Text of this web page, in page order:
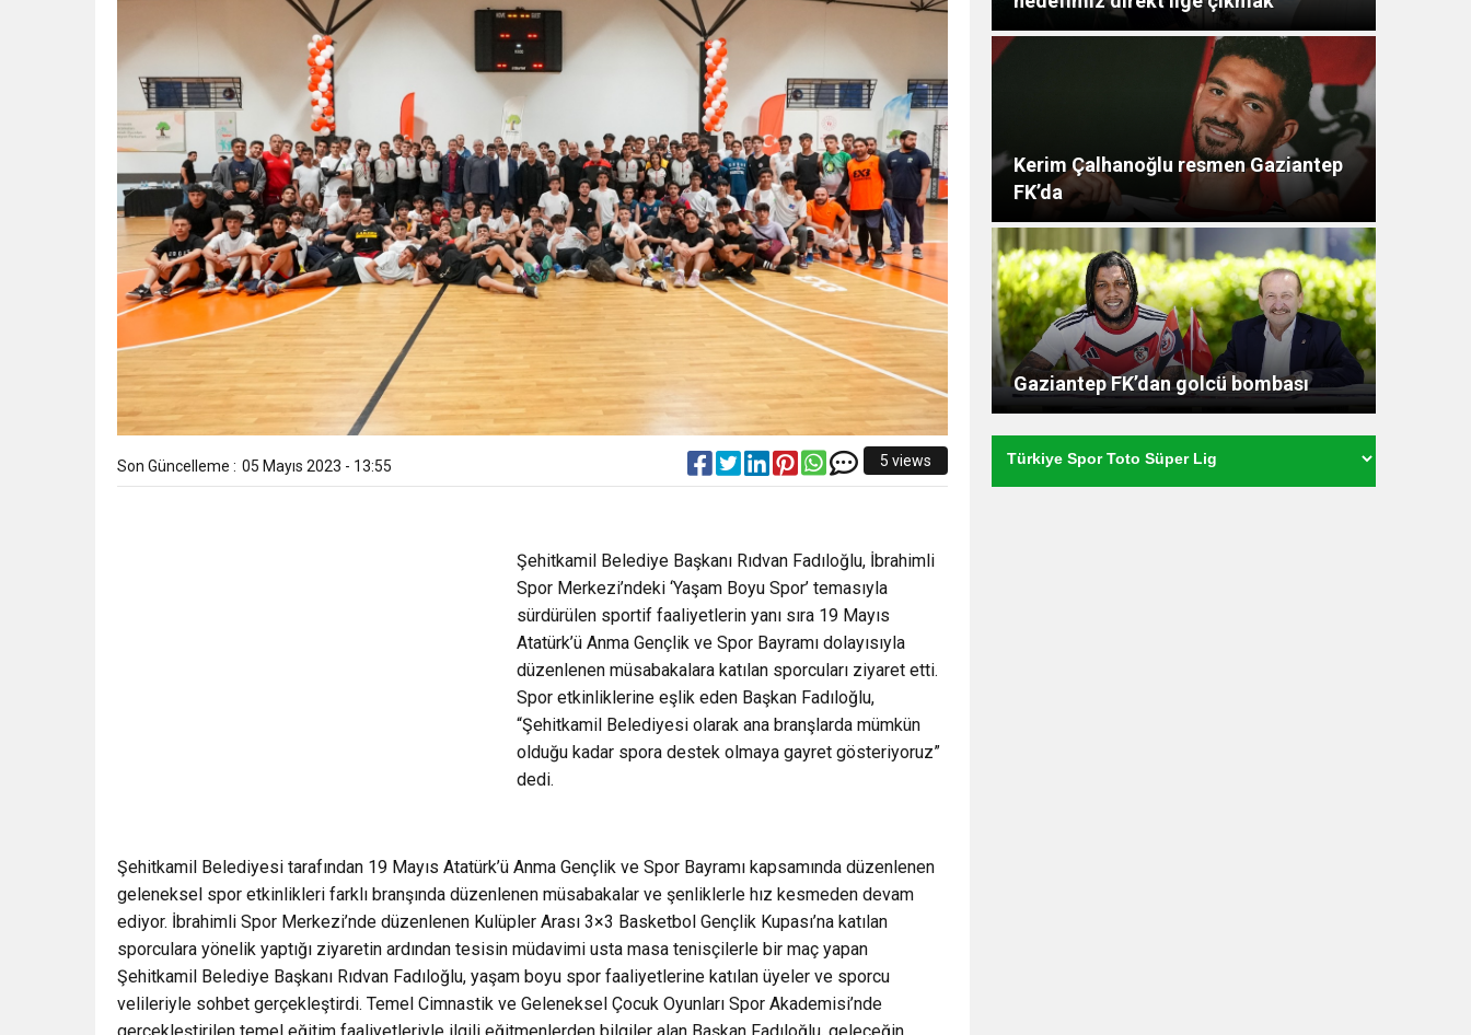
Son Güncelleme : 05 Mayıs 2023 - 13:55 5 views
Şehitkamil Belediye Başkanı Rıdvan Fadıloğlu, İbrahimli
Spor Merkezi’ndeki ‘Yaşam Boyu Spor’ temasıyla
sürdürülen sportif faaliyetlerin yanı sıra 19 Mayıs
Atatürk’ü Anma Gençlik ve Spor Bayramı dolayısıyla
düzenlenen müsabakalara katılan sporcuları ziyaret etti.
Spor etkinliklerine eşlik eden Başkan Fadıloğlu,
“Şehitkamil Belediyesi olarak ana branşlarda mümkün
olduğu kadar spora destek olmaya gayret gösteriyoruz”
dedi.
Şehitkamil Belediyesi tarafından 19 Mayıs Atatürk’ü Anma Gençlik ve Spor Bayramı kapsamında düzenlenen
geleneksel spor etkinlikleri farklı branşında düzenlenen müsabakalar ve şenliklerle hız kesmeden devam
ediyor. İbrahimli Spor Merkezi’nde düzenlenen Kulüpler Arası 3×3 Basketbol Gençlik Kupası’na katılan
sporculara yönelik yaptığı ziyaretin ardından tesisin müdavimi usta masa tenisçilerle bir maç yapan
Şehitkamil Belediye Başkanı Rıdvan Fadıloğlu, yaşam boyu spor faaliyetlerine katılan üyeler ve sporcu
velileriyle sohbet gerçekleştirdi. Temel Cimnastik ve Geleneksel Çocuk Oyunları Spor Akademisi’nde
Kerim Çalhanoğlu resmen Gaziantep
FK’da
Gaziantep FK’dan golcü bombası